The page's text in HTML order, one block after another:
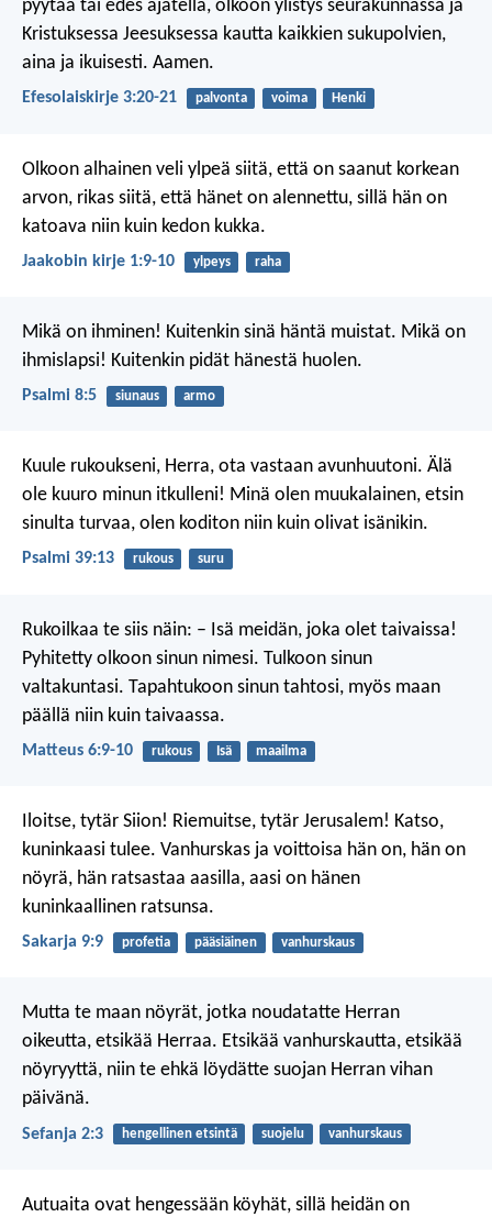
pyytää tai edes ajatella, olkoon ylistys seurakunnassa ja
Kristuksessa Jeesuksessa kautta kaikkien sukupolvien,
aina ja ikuisesti. Aamen.
Efesolaiskirje 3:20-21 palvonta voima Henki
Olkoon alhainen veli ylpeä siitä, että on saanut korkean
arvon, rikas siitä, että hänet on alennettu, sillä hän on
katoava niin kuin kedon kukka.
Jaakobin kirje 1:9-10 ylpeys raha
Mikä on ihminen! Kuitenkin sinä häntä muistat. Mikä on
ihmislapsi! Kuitenkin pidät hänestä huolen.
Psalmi 8:5 siunaus armo
Kuule rukoukseni, Herra, ota vastaan avunhuutoni. Älä
ole kuuro minun itkulleni! Minä olen muukalainen, etsin
sinulta turvaa, olen koditon niin kuin olivat isänikin.
Psalmi 39:13 rukous suru
Rukoilkaa te siis näin: – Isä meidän, joka olet taivaissa!
Pyhitetty olkoon sinun nimesi. Tulkoon sinun
valtakuntasi. Tapahtukoon sinun tahtosi, myös maan
päällä niin kuin taivaassa.
Matteus 6:9-10 rukous Isä maailma
Iloitse, tytär Siion! Riemuitse, tytär Jerusalem! Katso,
kuninkaasi tulee. Vanhurskas ja voittoisa hän on, hän on
nöyrä, hän ratsastaa aasilla, aasi on hänen
kuninkaallinen ratsunsa.
Sakarja 9:9 profetia pääsiäinen vanhurskaus
Mutta te maan nöyrät, jotka noudatatte Herran
oikeutta, etsikää Herraa. Etsikää vanhurskautta, etsikää
nöyryyttä, niin te ehkä löydätte suojan Herran vihan
päivänä.
Sefanja 2:3 hengellinen etsintä suojelu vanhurskaus
Autuaita ovat hengessään köyhät, sillä heidän on